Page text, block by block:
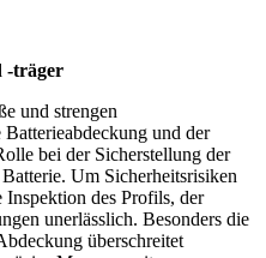
-träger
und strengen
und der
bei der Sicherstellung der
Um Sicherheitsrisiken
Inspektion des Profils, der
unerlässlich. Besonders die
überschreitet